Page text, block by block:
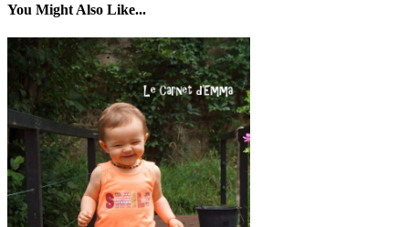
You Might Also Like...